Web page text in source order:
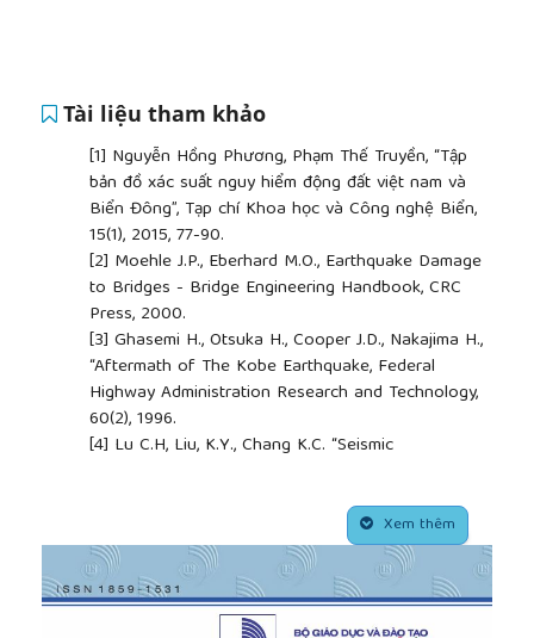
Tài liệu tham khảo
[1] Nguyễn Hồng Phương, Phạm Thế Truyền, “Tập
bản đồ xác suất nguy hiểm động đất việt nam và
Biển Đông”, Tạp chí Khoa học và Công nghệ Biển,
15(1), 2015, 77-90.
[2] Moehle J.P., Eberhard M.O., Earthquake Damage
to Bridges - Bridge Engineering Handbook, CRC
Press, 2000.
[3] Ghasemi H., Otsuka H., Cooper J.D., Nakajima H.,
“Aftermath of The Kobe Earthquake, Federal
Highway Administration Research and Technology,
60(2), 1996.
[4] Lu C.H, Liu, K.Y., Chang K.C. “Seismic
lessons learnt from the 1999 Chi-Chi Taiwan
earthquake”, Journal of the Chinese Institute of
Engineers, 34(7), 2011, 889-904.
[5] Nguyễn Lê Ninh, Động đất và thiết kế công trình
chịu động đất, Nhà xuất bản Xây dựng, Hà Nội,
Xem thêm